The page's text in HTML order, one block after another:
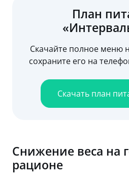
План
Скачайте полное меню
сохраните его на
Скачать план
Снижение веса на
рационе